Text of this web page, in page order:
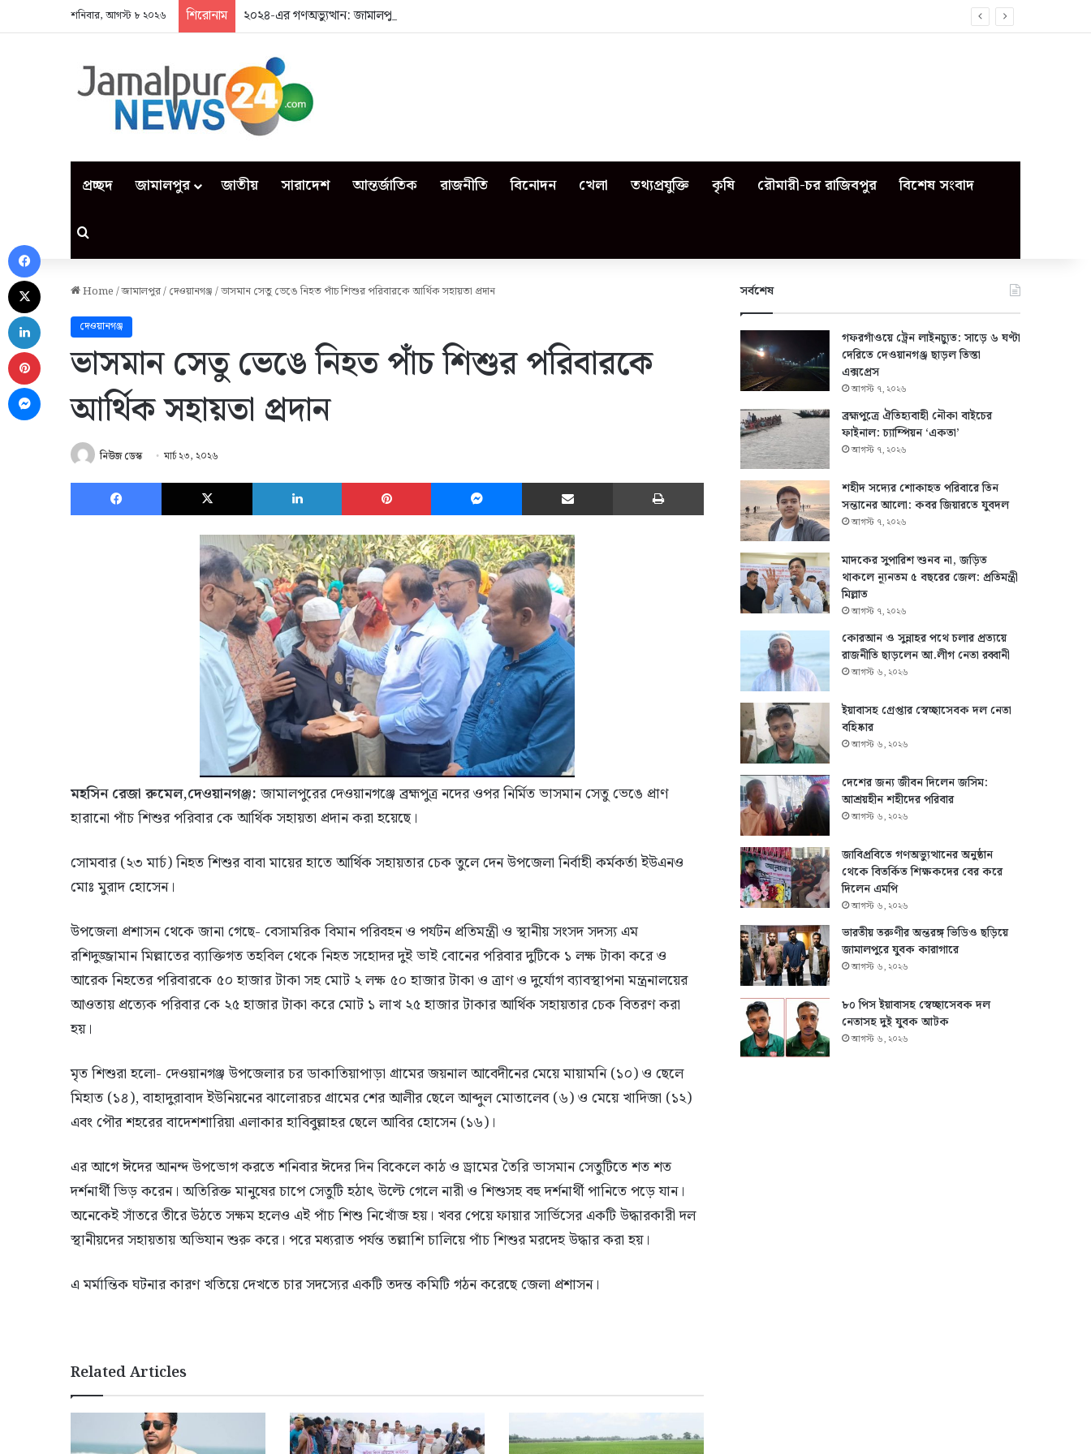
শনিবার, আগস্ট ৮ ২০২৬ শিরোনাম ২০২৪-এর গণঅভ্যুত্থান: জামালপুরে কী কী ঘটেছিল?
প্রচ্ছদ জামালপুর জাতীয় সারাদেশ আন্তর্জাতিক রাজনীতি বিনোদন খেলা তথ্যপ্রযুক্তি কৃষি রৌমারী-চর রাজিবপুর বিশেষ সংবাদ
Search for
Home/জামালপুর/দেওয়ানগঞ্জ/ভাসমান সেতু ভেঙে নিহত পাঁচ শিশুর পরিবারকে আর্থিক সহায়তা প্রদান
দেওয়ানগঞ্জ
ভাসমান সেতু ভেঙে নিহত পাঁচ শিশুর পরিবারকে
আর্থিক সহায়তা প্রদান
নিউজ ডেস্ক মার্চ ২৩, ২০২৬
Facebook X LinkedIn Pinterest Messenger Share via Email Print
মহসিন রেজা রুমেল,দেওয়ানগঞ্জ: জামালপুরের দেওয়ানগঞ্জে ব্রহ্মপুত্র নদের ওপর নির্মিত ভাসমান সেতু ভেঙে প্রাণ
হারানো পাঁচ শিশুর পরিবার কে আর্থিক সহায়তা প্রদান করা হয়েছে।
সোমবার (২৩ মার্চ) নিহত শিশুর বাবা মায়ের হাতে আর্থিক সহায়তার চেক তুলে দেন উপজেলা নির্বাহী কর্মকর্তা ইউএনও
মোঃ মুরাদ হোসেন।
উপজেলা প্রশাসন থেকে জানা গেছে- বেসামরিক বিমান পরিবহন ও পর্যটন প্রতিমন্ত্রী ও স্থানীয় সংসদ সদস্য এম
রশিদুজ্জামান মিল্লাতের ব্যাক্তিগত তহবিল থেকে নিহত সহোদর দুই ভাই বোনের পরিবার দুটিকে ১ লক্ষ টাকা করে ও
আরেক নিহতের পরিবারকে ৫০ হাজার টাকা সহ মোট ২ লক্ষ ৫০ হাজার টাকা ও ত্রাণ ও দুর্যোগ ব্যাবস্থাপনা মন্ত্রনালয়ের
আওতায় প্রত্যেক পরিবার কে ২৫ হাজার টাকা করে মোট ১ লাখ ২৫ হাজার টাকার আর্থিক সহায়তার চেক বিতরণ করা
হয়।
মৃত শিশুরা হলো- দেওয়ানগঞ্জ উপজেলার চর ডাকাতিয়াপাড়া গ্রামের জয়নাল আবেদীনের মেয়ে মায়ামনি (১০) ও ছেলে
মিহাত (১৪), বাহাদুরাবাদ ইউনিয়নের ঝালোরচর গ্রামের শের আলীর ছেলে আব্দুল মোতালেব (৬) ও মেয়ে খাদিজা (১২)
এবং পৌর শহরের বাদেশশারিয়া এলাকার হাবিবুল্লাহর ছেলে আবির হোসেন (১৬)।
এর আগে ঈদের আনন্দ উপভোগ করতে শনিবার ঈদের দিন বিকেলে কাঠ ও ড্রামের তৈরি ভাসমান সেতুটিতে শত শত
দর্শনার্থী ভিড় করেন। অতিরিক্ত মানুষের চাপে সেতুটি হঠাৎ উল্টে গেলে নারী ও শিশুসহ বহু দর্শনার্থী পানিতে পড়ে যান।
অনেকেই সাঁতরে তীরে উঠতে সক্ষম হলেও এই পাঁচ শিশু নিখোঁজ হয়। খবর পেয়ে ফায়ার সার্ভিসের একটি উদ্ধারকারী দল
স্থানীয়দের সহায়তায় অভিযান শুরু করে। পরে মধ্যরাত পর্যন্ত তল্লাশি চালিয়ে পাঁচ শিশুর মরদেহ উদ্ধার করা হয়।
এ মর্মান্তিক ঘটনার কারণ খতিয়ে দেখতে চার সদস্যের একটি তদন্ত কমিটি গঠন করেছে জেলা প্রশাসন।
Related Articles
সর্বশেষ
গফরগাঁওয়ে ট্রেন লাইনচ্যুত: সাড়ে ৬ ঘণ্টা
দেরিতে দেওয়ানগঞ্জ ছাড়ল তিস্তা
এক্সপ্রেস
আগস্ট ৭, ২০২৬
ব্রহ্মপুত্রে ঐতিহ্যবাহী নৌকা বাইচের
ফাইনাল: চ্যাম্পিয়ন ‘একতা’
আগস্ট ৭, ২০২৬
শহীদ সদ্যের শোকাহত পরিবারে তিন
সন্তানের আলো: কবর জিয়ারতে যুবদল
আগস্ট ৭, ২০২৬
মাদকের সুপারিশ শুনব না, জড়িত
থাকলে ন্যূনতম ৫ বছরের জেল: প্রতিমন্ত্রী
মিল্লাত
আগস্ট ৭, ২০২৬
কোরআন ও সুন্নাহর পথে চলার প্রত্যয়ে
রাজনীতি ছাড়লেন আ.লীগ নেতা রব্বানী
আগস্ট ৬, ২০২৬
ইয়াবাসহ গ্রেপ্তার স্বেচ্ছাসেবক দল নেতা
বহিষ্কার
আগস্ট ৬, ২০২৬
দেশের জন্য জীবন দিলেন জসিম:
আশ্রয়হীন শহীদের পরিবার
আগস্ট ৬, ২০২৬
জাবিপ্রবিতে গণঅভ্যুত্থানের অনুষ্ঠান
থেকে বিতর্কিত শিক্ষকদের বের করে
দিলেন এমপি
আগস্ট ৬, ২০২৬
ভারতীয় তরুণীর অন্তরঙ্গ ভিডিও ছড়িয়ে
জামালপুরে যুবক কারাগারে
আগস্ট ৬, ২০২৬
৮০ পিস ইয়াবাসহ স্বেচ্ছাসেবক দল
নেতাসহ দুই যুবক আটক
আগস্ট ৬, ২০২৬
Facebook
LinkedIn
Pinterest